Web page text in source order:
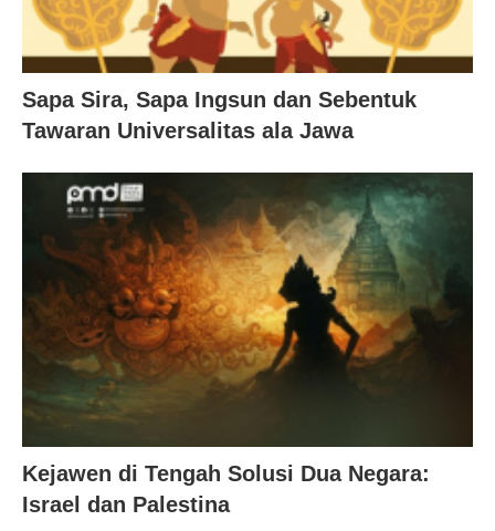
Sapa Sira, Sapa Ingsun dan Sebentuk
Tawaran Universalitas ala Jawa
Kejawen di Tengah Solusi Dua Negara:
Israel dan Palestina